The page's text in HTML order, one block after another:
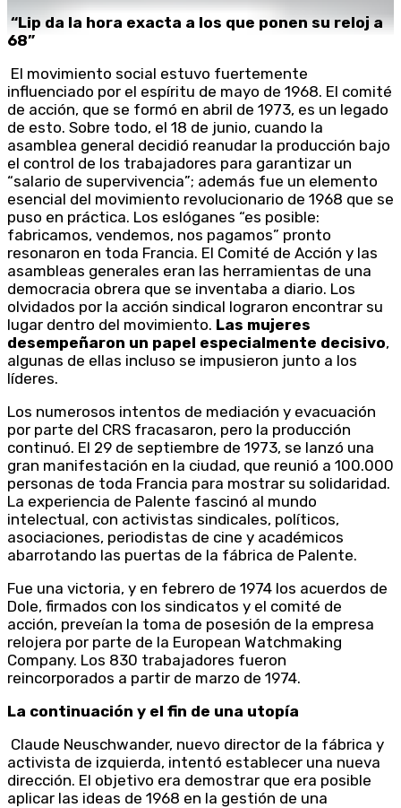
“Lip da la hora exacta a los que ponen su reloj a
68”
El movimiento social estuvo fuertemente
influenciado por el espíritu de mayo de 1968. El comité
de acción, que se formó en abril de 1973, es un legado
de esto. Sobre todo, el 18 de junio, cuando la
asamblea general decidió reanudar la producción bajo
el control de los trabajadores para garantizar un
“salario de supervivencia”; además fue un elemento
esencial del movimiento revolucionario de 1968 que se
puso en práctica. Los eslóganes “es posible:
fabricamos, vendemos, nos pagamos” pronto
resonaron en toda Francia. El Comité de Acción y las
asambleas generales eran las herramientas de una
democracia obrera que se inventaba a diario. Los
olvidados por la acción sindical lograron encontrar su
lugar dentro del movimiento. Las mujeres
desempeñaron un papel especialmente decisivo,
algunas de ellas incluso se impusieron junto a los
líderes.
Los numerosos intentos de mediación y evacuación
por parte del CRS fracasaron, pero la producción
continuó. El 29 de septiembre de 1973, se lanzó una
gran manifestación en la ciudad, que reunió a 100.000
personas de toda Francia para mostrar su solidaridad.
La experiencia de Palente fascinó al mundo
intelectual, con activistas sindicales, políticos,
asociaciones, periodistas de cine y académicos
abarrotando las puertas de la fábrica de Palente.
Fue una victoria, y en febrero de 1974 los acuerdos de
Dole, firmados con los sindicatos y el comité de
acción, preveían la toma de posesión de la empresa
relojera por parte de la European Watchmaking
Company. Los 830 trabajadores fueron
reincorporados a partir de marzo de 1974.
La continuación y el fin de una utopía
Claude Neuschwander, nuevo director de la fábrica y
activista de izquierda, intentó establecer una nueva
dirección. El objetivo era demostrar que era posible
aplicar las ideas de 1968 en la gestión de una